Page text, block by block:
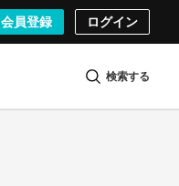
会員登録 ログイン
検索する